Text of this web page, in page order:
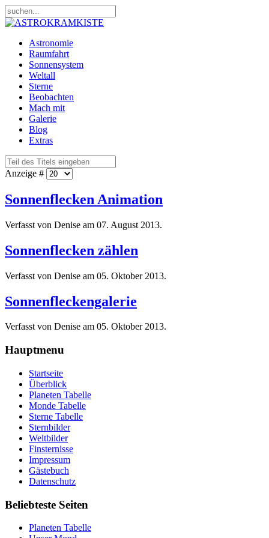
Astronomie
Raumfahrt
Sonnensystem
Weltall
Sterne
Beobachten
Mach mit
Galerie
Blog
Extras
Anzeige #
Sonnenflecken Animation
Verfasst von Denise am 07. August 2013.
Sonnenflecken zählen
Verfasst von Denise am 05. Oktober 2013.
Sonnenfleckengalerie
Verfasst von Denise am 05. Oktober 2013.
Hauptmenu
Startseite
Überblick
Planeten Tabelle
Monde Tabelle
Sterne Tabelle
Sternbilder
Weltbilder
Finsternisse
Impressum
Gästebuch
Datenschutz
Beliebteste Seiten
Planeten Tabelle